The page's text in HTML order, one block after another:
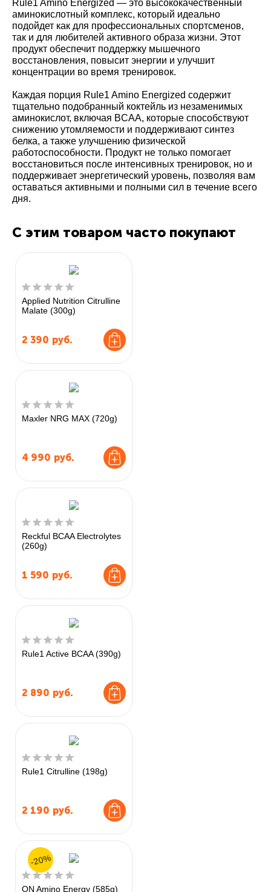
Rule1 Amino Energized — это высококачественный
аминокислотный комплекс, который идеально
подойдет как для профессиональных спортсменов,
так и для любителей активного образа жизни. Этот
продукт обеспечит поддержку мышечного
восстановления, повысит энергии и улучшит
концентрации во время тренировок.
Каждая порция Rule1 Amino Energized содержит
тщательно подобранный коктейль из незаменимых
аминокислот, включая BCAA, которые способствуют
снижению утомляемости и поддерживают синтез
белка, а также улучшению физической
работоспособности. Продукт не только помогает
восстановиться после интенсивных тренировок, но и
поддерживает энергетический уровень, позволяя вам
оставаться активными и полными сил в течение всего
дня.
С этим товаром часто покупают
Applied Nutrition Citrulline
Malate (300g)
2 390 руб.
Maxler NRG MAX (720g)
4 990 руб.
Reckful BCAA Electrolytes
(260g)
1 590 руб.
Rule1 Active BCAA (390g)
2 890 руб.
Rule1 Citrulline (198g)
2 190 руб.
ON Amino Energy (585g)
-20%